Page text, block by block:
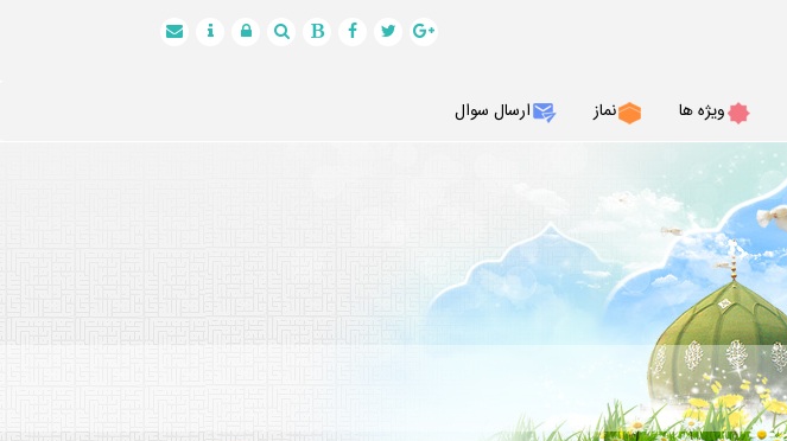
ويژه ها نماز ارسال سوال